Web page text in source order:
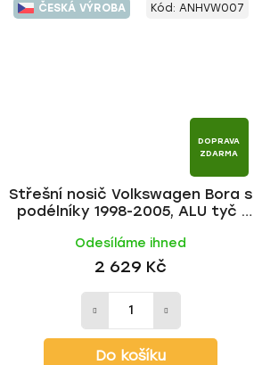
ČESKÁ VÝROBA
DOPRAVA
ZDARMA
Střešní nosič Volkswagen Bora s
podélníky 1998-2005, ALU tyč |
Odesíláme ihned
2 629 Kč
Do košíku
Kód: ANHVW007